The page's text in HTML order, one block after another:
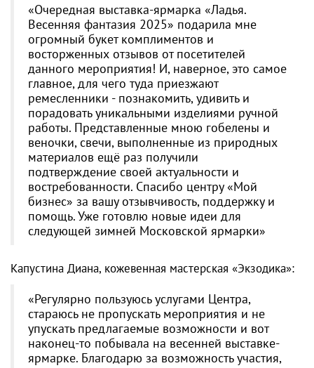
«Очередная выставка-ярмарка «Ладья.
Весенняя фантазия 2025» подарила мне
огромный букет комплиментов и
восторженных отзывов от посетителей
данного мероприятия! И, наверное, это самое
главное, для чего туда приезжают
ремесленники - познакомить, удивить и
порадовать уникальными изделиями ручной
работы. Представленные мною гобелены и
веночки, свечи, выполненные из природных
материалов ещё раз получили
подтверждение своей актуальности и
востребованности. Спасибо центру «Мой
бизнес» за вашу отзывчивость, поддержку и
помощь. Уже готовлю новые идеи для
следующей зимней Московской ярмарки»
Капустина Диана, кожевенная мастерская «Экзодика»:
«Регулярно пользуюсь услугами Центра,
стараюсь не пропускать мероприятия и не
упускать предлагаемые возможности и вот
наконец-то побывала на весенней выставке-
ярмарке. Благодарю за возможность участия,